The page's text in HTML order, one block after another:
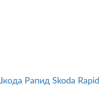
Skoda Rapid